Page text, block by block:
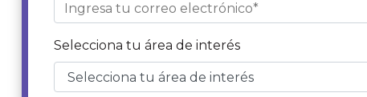
Selecciona tu área de interés